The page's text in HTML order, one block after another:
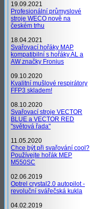
19.09.2021
Profesionální průmyslové
stroje WECO nově na
českém trhu
18.04.2021
Svařovací hořáky MAP
kompatibilní s hořáky AL a
AW značky Fronius
09.10.2020
Kvalitní mušlové respirátory
FFP3 skladem!
08.10.2020
Svařovací stroje VECTOR
BLUE a VECTOR RED
"světová řada"
11.05.2020
Chce být při svařování cool?
Používejte hořák MEP
M550SC
02.06.2019
Optrel crystal2.0 autopilot -
revoluční svářečská kukla
04.02.2019